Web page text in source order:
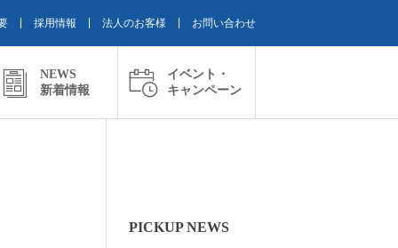
採用情報 法人のお客様 お問い合わせ
NEWS
新着情報
イベント・
キャンペーン
PICKUP NEWS